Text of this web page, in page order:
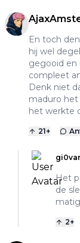
En toch
hij wel
gegooid en
compleet
Denk niet
maduro het
het werkte
21+
Het
de
2+